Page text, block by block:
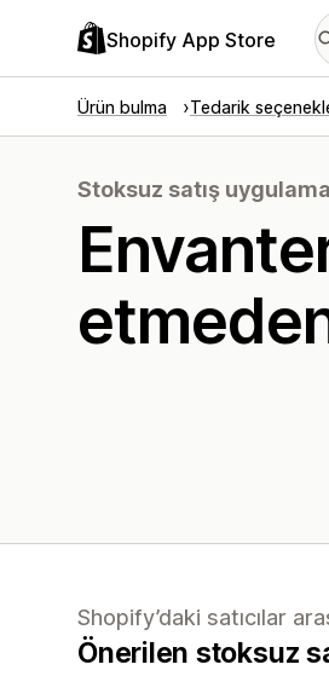
Shopify App Store
Ürün bulma Tedarik
Stoksuz satış
Shopify’daki satıcılar
Önerilen stoksuz